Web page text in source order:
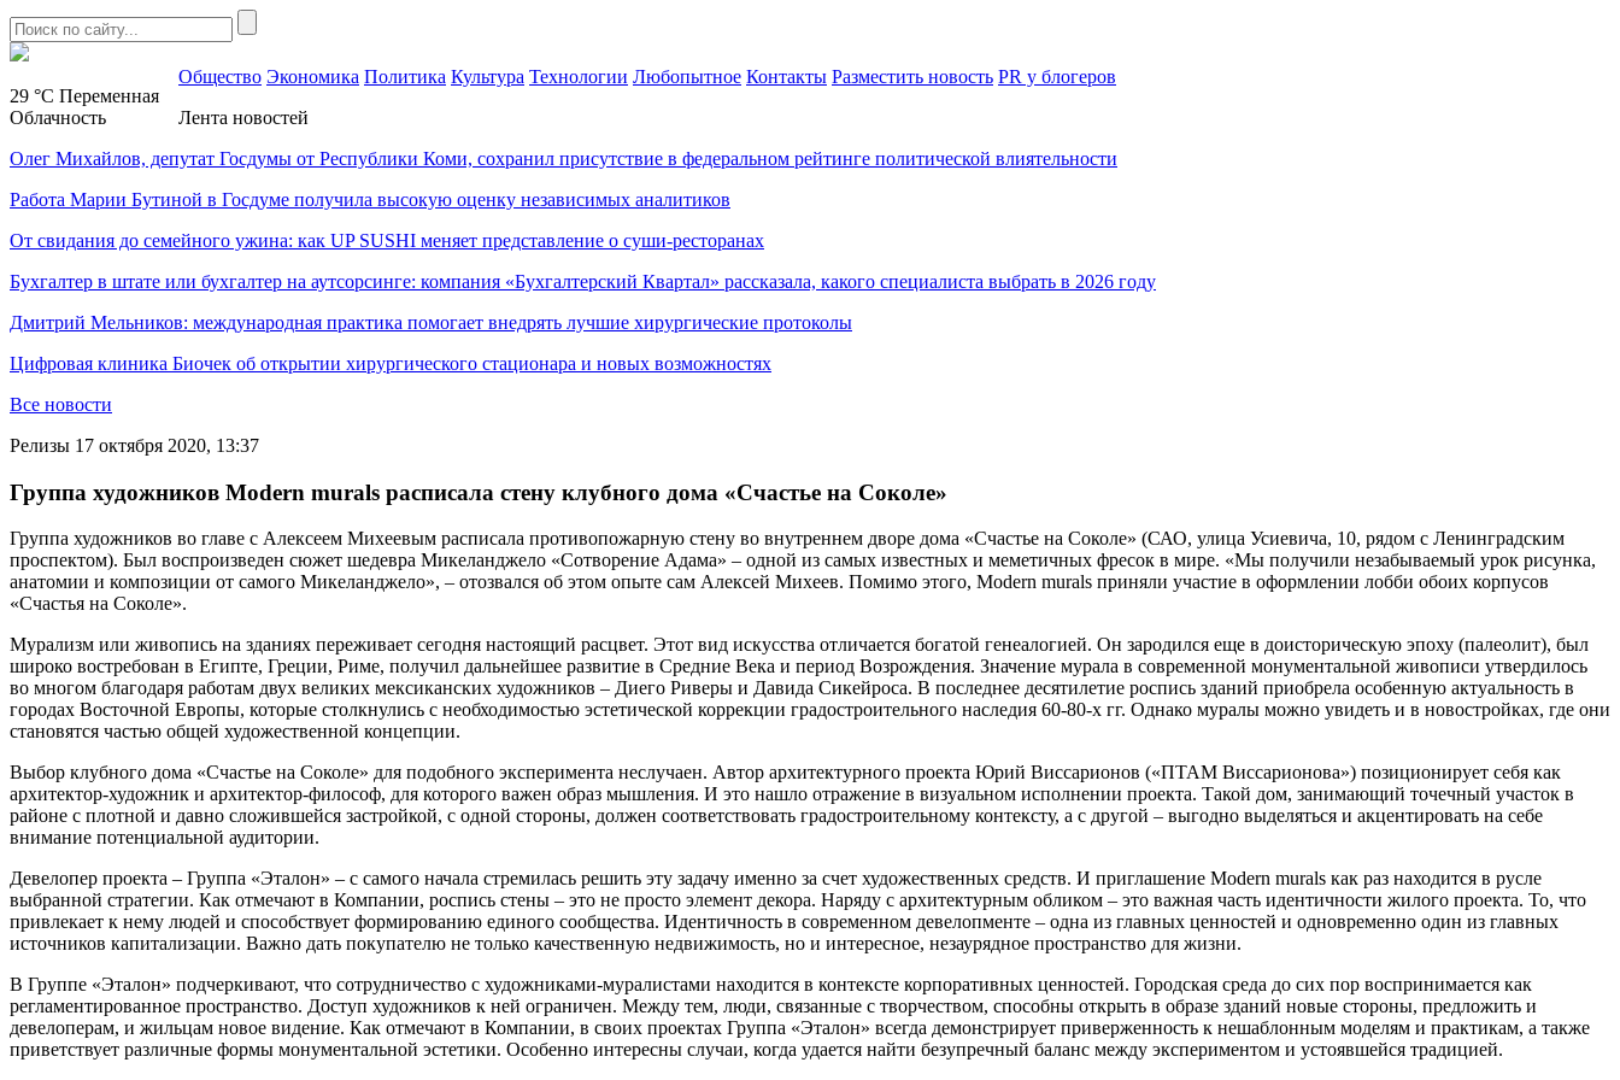
29 °C Переменная
Облачность
Общество Экономика Политика Культура Технологии Любопытное Контакты Разместить новость PR у блогеров
Лента новостей
Олег Михайлов, депутат Госдумы от Республики Коми, сохранил присутствие в федеральном рейтинге политической влиятельности
Работа Марии Бутиной в Госдуме получила высокую оценку независимых аналитиков
От свидания до семейного ужина: как UP SUSHI меняет представление о суши-ресторанах
Бухгалтер в штате или бухгалтер на аутсорсинге: компания «Бухгалтерский Квартал» рассказала, какого специалиста выбрать в 2026 году
Дмитрий Мельников: международная практика помогает внедрять лучшие хирургические протоколы
Цифровая клиника Биочек об открытии хирургического стационара и новых возможностях
Все новости
Релизы 17 октября 2020, 13:37
Группа художников Modern murals расписала стену клубного дома «Счастье на Соколе»
Группа художников во главе с Алексеем Михеевым расписала противопожарную стену во внутреннем дворе дома «Счастье на Соколе» (САО, улица Усиевича, 10, рядом с Ленинградским
проспектом). Был воспроизведен сюжет шедевра Микеланджело «Сотворение Адама» – одной из самых известных и меметичных фресок в мире. «Мы получили незабываемый урок рисунка,
анатомии и композиции от самого Микеланджело», – отозвался об этом опыте сам Алексей Михеев. Помимо этого, Modern murals приняли участие в оформлении лобби обоих корпусов
«Счастья на Соколе».
Мурализм или живопись на зданиях переживает сегодня настоящий расцвет. Этот вид искусства отличается богатой генеалогией. Он зародился еще в доисторическую эпоху (палеолит), был
широко востребован в Египте, Греции, Риме, получил дальнейшее развитие в Средние Века и период Возрождения. Значение мурала в современной монументальной живописи утвердилось
во многом благодаря работам двух великих мексиканских художников – Диего Риверы и Давида Сикейроса. В последнее десятилетие роспись зданий приобрела особенную актуальность в
городах Восточной Европы, которые столкнулись с необходимостью эстетической коррекции градостроительного наследия 60-80-х гг. Однако муралы можно увидеть и в новостройках, где они
становятся частью общей художественной концепции.
Выбор клубного дома «Счастье на Соколе» для подобного эксперимента неслучаен. Автор архитектурного проекта Юрий Виссарионов («ПТАМ Виссарионова») позиционирует себя как
архитектор-художник и архитектор-философ, для которого важен образ мышления. И это нашло отражение в визуальном исполнении проекта. Такой дом, занимающий точечный участок в
районе с плотной и давно сложившейся застройкой, с одной стороны, должен соответствовать градостроительному контексту, а с другой – выгодно выделяться и акцентировать на себе
внимание потенциальной аудитории.
Девелопер проекта – Группа «Эталон» – с самого начала стремилась решить эту задачу именно за счет художественных средств. И приглашение Modern murals как раз находится в русле
выбранной стратегии. Как отмечают в Компании, роспись стены – это не просто элемент декора. Наряду с архитектурным обликом – это важная часть идентичности жилого проекта. То, что
привлекает к нему людей и способствует формированию единого сообщества. Идентичность в современном девелопменте – одна из главных ценностей и одновременно один из главных
источников капитализации. Важно дать покупателю не только качественную недвижимость, но и интересное, незаурядное пространство для жизни.
В Группе «Эталон» подчеркивают, что сотрудничество с художниками-муралистами находится в контексте корпоративных ценностей. Городская среда до сих пор воспринимается как
регламентированное пространство. Доступ художников к ней ограничен. Между тем, люди, связанные с творчеством, способны открыть в образе зданий новые стороны, предложить и
девелоперам, и жильцам новое видение. Как отмечают в Компании, в своих проектах Группа «Эталон» всегда демонстрирует приверженность к нешаблонным моделям и практикам, а также
приветствует различные формы монументальной эстетики. Особенно интересны случаи, когда удается найти безупречный баланс между экспериментом и устоявшейся традицией.